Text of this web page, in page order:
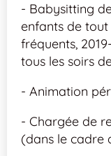
- Babysitting
enfants de
fréquents,
tous les soirs
- Animation
- Chargée de
(dans le cadre